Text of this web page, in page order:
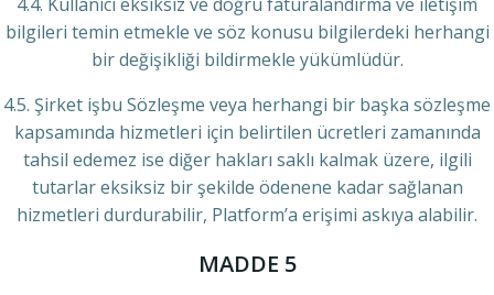
bilgileri temin etmekle ve söz konusu bilgilerdeki herhangi
bir değişikliği bildirmekle yükümlüdür.
4.5. Şirket işbu Sözleşme veya herhangi bir başka sözleşme
kapsamında hizmetleri için belirtilen ücretleri zamanında
tahsil edemez ise diğer hakları saklı kalmak üzere, ilgili
tutarlar eksiksiz bir şekilde ödenene kadar sağlanan
hizmetleri durdurabilir, Platform’a erişimi askıya alabilir.
MADDE 5